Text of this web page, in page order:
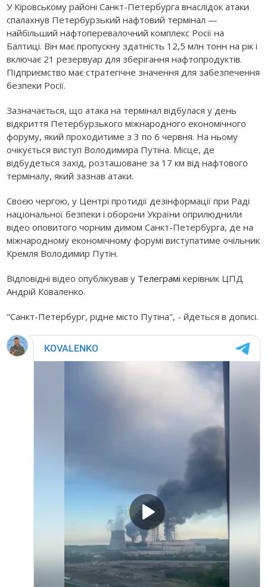
У Кіровському районі Санкт-Петербурга внаслідок атаки
спалахнув Петербурзький нафтовий термінал —
найбільший нафтоперевалочний комплекс Росії на
Балтиці. Він має пропускну здатність 12,5 млн тонн на рік і
включає 21 резервуар для зберігання нафтопродуктів.
Підприємство має стратегічне значення для забезпечення
безпеки Росії.
Зазначається, що атака на термінал відбулася у день
відкриття Петербурзького міжнародного економічного
форуму, який проходитиме з 3 по 6 червня. На ньому
очікується виступ Володимира Путіна. Місце, де
відбудеться захід, розташоване за 17 км від нафтового
терміналу, який зазнав атаки.
Своєю чергою, у Центрі протидії дезінформації при Раді
національної безпеки і оборони України оприлюднили
відео оповитого чорним димом Санкт-Петербурга, де на
міжнародному економічному форумі виступатиме очільник
Кремля Володимир Путін.
Відповідні відео опублікував у Телеграмі керівник ЦПД
Андрій Коваленко.
"Санкт-Петербург, рідне місто Путіна", - йдеться в дописі.